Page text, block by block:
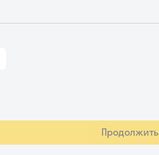
Продолжить